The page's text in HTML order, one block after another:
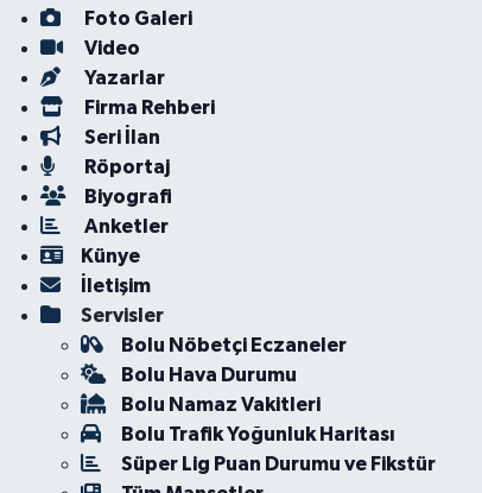
Foto Galeri
Video
Yazarlar
Firma Rehberi
Seri İlan
Röportaj
Biyografi
Anketler
Künye
İletişim
Servisler
Bolu Nöbetçi Eczaneler
Bolu Hava Durumu
Bolu Namaz Vakitleri
Bolu Trafik Yoğunluk Haritası
Süper Lig Puan Durumu ve Fikstür